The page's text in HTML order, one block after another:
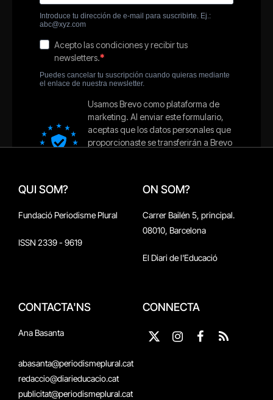
QUI SOM?
Fundació Periodisme Plural
ISSN 2339 - 9619
ON SOM?
Carrer Bailén 5, principal.
08010, Barcelona
El Diari de l'Educació
CONTACTA'NS
Ana Basanta
abasanta@periodismeplural.cat
redaccio@diarieducacio.cat
publicitat@periodismeplural.cat
CONNECTA
X
Instagram
Facebook
RSS